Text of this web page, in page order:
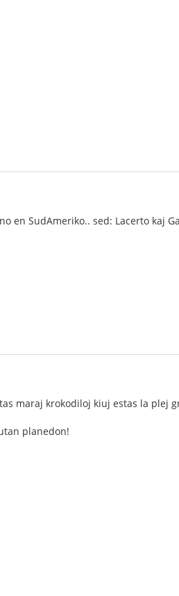
en SudAmeriko.. sed: Lacerto kaj
maraj krokodiloj kiuj estas la plej
planedon!